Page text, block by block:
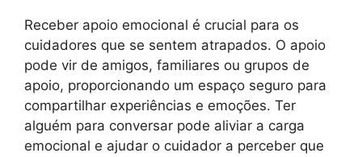
Receber apoio emocional é crucial para os
cuidadores que se sentem atrapados. O apoio
pode vir de amigos, familiares ou grupos de
apoio, proporcionando um espaço seguro para
compartilhar experiências e emoções. Ter
alguém para conversar pode aliviar a carga
emocional e ajudar o cuidador a perceber que